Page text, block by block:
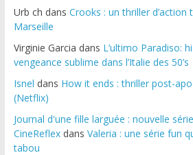
Urb ch dans Crooks : un thriller
Marseille
Virginie Garcia dans L’ultimo Paradiso:
vengeance sublime dans l’Italie des 50’s
Isnel dans How it ends : thriller post-
(Netflix)
Journal d'une fille larguée : nouvelle
CineReflexdans Valeria : une série fun
tabou